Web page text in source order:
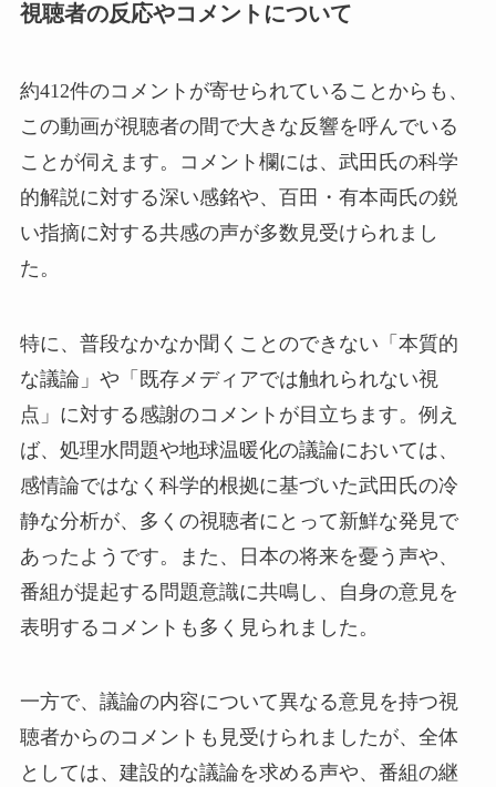
視聴者の反応やコメントについて
約412件のコメントが寄せられていることからも、
この動画が視聴者の間で大きな反響を呼んでいる
ことが伺えます。コメント欄には、武田氏の科学
的解説に対する深い感銘や、百田・有本両氏の鋭
い指摘に対する共感の声が多数見受けられまし
た。
特に、普段なかなか聞くことのできない「本質的
な議論」や「既存メディアでは触れられない視
点」に対する感謝のコメントが目立ちます。例え
ば、処理水問題や地球温暖化の議論においては、
感情論ではなく科学的根拠に基づいた武田氏の冷
静な分析が、多くの視聴者にとって新鮮な発見で
あったようです。また、日本の将来を憂う声や、
番組が提起する問題意識に共鳴し、自身の意見を
表明するコメントも多く見られました。
一方で、議論の内容について異なる意見を持つ視
聴者からのコメントも見受けられましたが、全体
としては、建設的な議論を求める声や、番組の継